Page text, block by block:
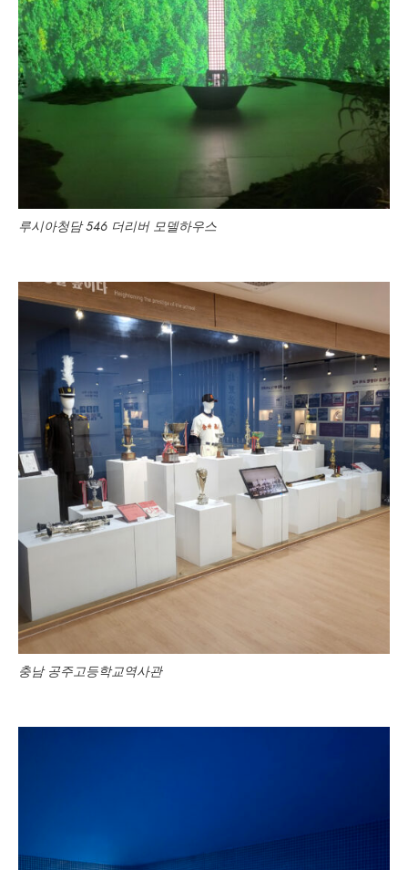
루시아청담 546 더리버 모델하우스
충남 공주고등학교역사관